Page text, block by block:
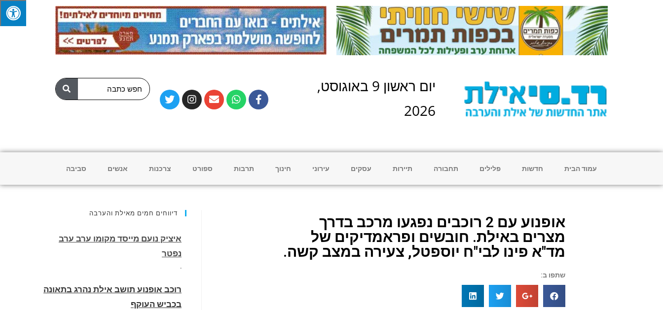
יום ראשון 9 באוגוסט,
2026
עמוד הבית חדשות פלילים תחבורה תיירות עסקים עירוני חינוך תרבות ספורט צרכנות אנשים סביבה
אופנוע עם 2 רוכבים נפגעו מרכב בדרך
מצרים באילת. חובשים ופראמדיקים של
מד"א פינו לבי"ח יוספטל, צעירה במצב קשה.
שתפו ב:
דיווחים חמים מאילת והערבה
איציק נועם מייסד מקומו ערב ערב
נפטר
.
רוכב אופנוע תושב אילת נהרג בתאונה
בכביש העוקף